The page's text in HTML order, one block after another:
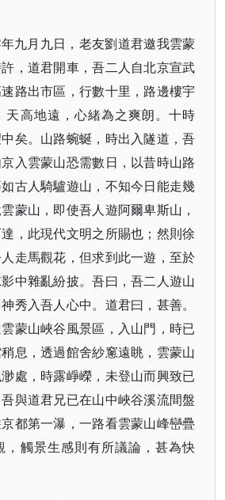
九月九日，老友劉道君邀我雲蒙
，道君開車，吾二人自北京宣武
路出市區，行數十里，路邊樓宇
天高地遠，心緒為之爽朗。十時
矣。山路蜿蜒，時出入隧道，吾
入雲蒙山恐需數日，以昔時山路
古人騎驢遊山，不知今日能走幾
蒙山，即使吾人遊阿爾卑斯山，
，此現代文明之所賜也；然則徐
走馬觀花，但求到此一遊，至於
中雜亂紛披。吾曰，吾二人遊山
秀入吾人心中。道君曰，甚善。
雲蒙山峽谷風景區，入山門，時已
息，透過館舍紗窻遠眺，雲蒙山
處，時露崢嶸，未登山而興致已
與道君兄已在山中峽谷溪流間盤
都第一瀑，一路看雲蒙山峰巒疊
，觸景生感則有所議論，甚為快